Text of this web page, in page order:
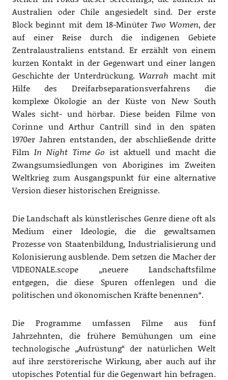
Australien oder Chile angesiedelt sind. Der erste
Block beginnt mit dem 18-Minüter Two Women, der
auf einer Reise durch die indigenen Gebiete
Zentralaustraliens entstand. Er erzählt von einem
kurzen Kontakt in der Gegenwart und einer langen
Geschichte der Unterdrückung.Warrah macht mit
Hilfe des Dreifarbseparationsverfahrens die
komplexe Ökologie an der Küste von New South
Wales sicht- und hörbar. Diese beiden Filme von
Corinne und Arthur Cantrill sind in den späten
1970er Jahren entstanden, der abschließende dritte
FilmIn Night Time Go ist aktuell und macht die
Zwangsumsiedlungen von Aborigines im Zweiten
Weltkrieg zum Ausgangspunkt für eine alternative
Version dieser historischen Ereignisse.
Die Landschaft als künstlerisches Genre diene oft als
Medium einer Ideologie, die die gewaltsamen
Prozesse von Staatenbildung, Industrialisierung und
Kolonisierung ausblende. Dem setzen die Macher der
VIDEONALE.scope „neuere Landschaftsfilme
entgegen, die diese Spuren offenlegen und die
politischen und ökonomischen Kräfte benennen“.
Die Programme umfassen Filme aus fünf
Jahrzehnten, die frühere Bemühungen um eine
technologische „Aufrüstung“ der natürlichen Welt
auf ihre zerstörerische Wirkung, aber auch auf ihr
utopisches Potential für die Gegenwart hin befragen.